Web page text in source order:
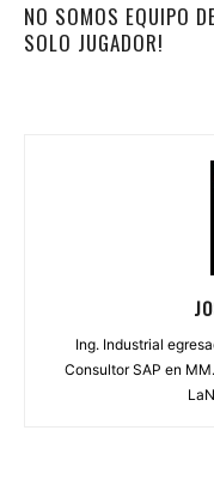
NO SOMOS EQUIPO
SOLO JUGADOR!
Ing. Industrial
Consultor SAP en